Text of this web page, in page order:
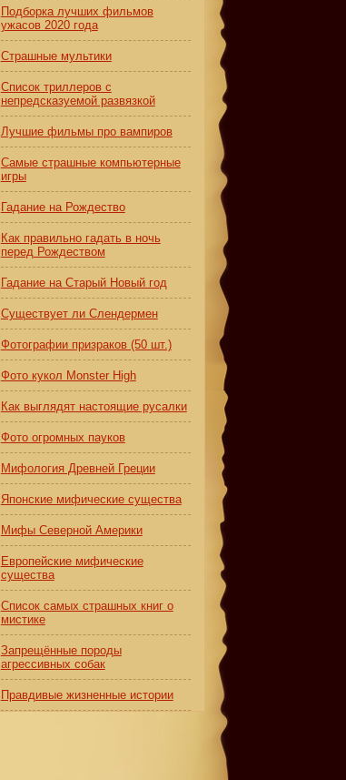
Подборка лучших фильмов
ужасов 2020 года
Страшные мультики
Список триллеров с
непредсказуемой развязкой
Лучшие фильмы про вампиров
Самые страшные компьютерные
игры
Гадание на Рождество
Как правильно гадать в ночь
перед Рождеством
Гадание на Старый Новый год
Существует ли Слендермен
Фотографии призраков (50 шт.)
Фото кукол Monster High
Как выглядят настоящие русалки
Фото огромных пауков
Мифология Древней Греции
Японские мифические существа
Мифы Северной Америки
Европейские мифические
существа
Список самых страшных книг о
мистике
Запрещённые породы
агрессивных собак
Правдивые жизненные истории